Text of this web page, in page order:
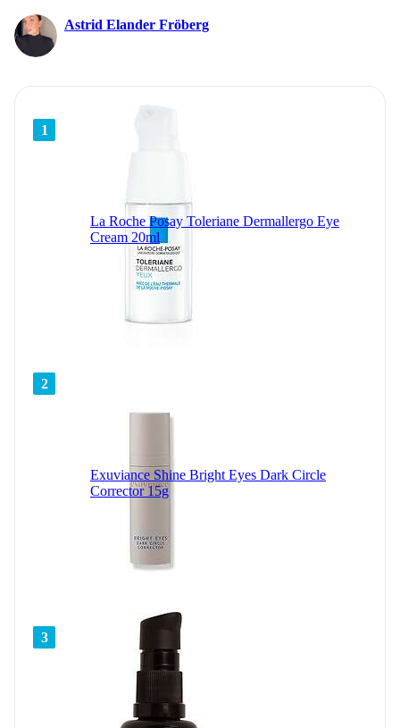
Astrid Elander Fröberg
1
La Roche Posay Toleriane Dermallergo Eye
Cream 20ml
2
Exuviance Shine Bright Eyes Dark Circle
Corrector 15g
3